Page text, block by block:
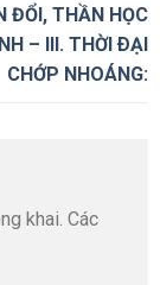
ĐỔI, THẦN HỌC
– III. THỜI ÐẠI
CHỚP NHOÁNG:
khai. Các